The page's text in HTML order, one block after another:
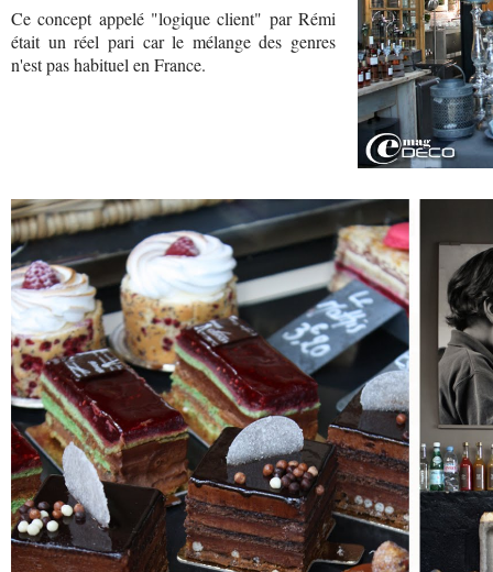
Ce concept appelé "logique client" par Rémi
était un réel pari car le mélange des genres
n'est pas habituel en France.